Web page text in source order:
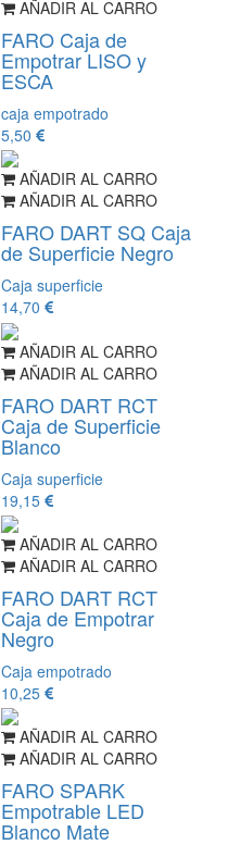
AÑADIR AL CARRO
FARO Caja de
Empotrar LISO y
ESCA
caja empotrado
5,50
AÑADIR AL CARRO
AÑADIR AL CARRO
FARO DART SQ Caja
de Superficie Negro
Caja superficie
14,70
AÑADIR AL CARRO
AÑADIR AL CARRO
FARO DART RCT
Caja de Superficie
Blanco
Caja superficie
19,15
AÑADIR AL CARRO
AÑADIR AL CARRO
FARO DART RCT
Caja de Empotrar
Negro
Caja empotrado
10,25
AÑADIR AL CARRO
AÑADIR AL CARRO
FARO SPARK
Empotrable LED
Blanco Mate